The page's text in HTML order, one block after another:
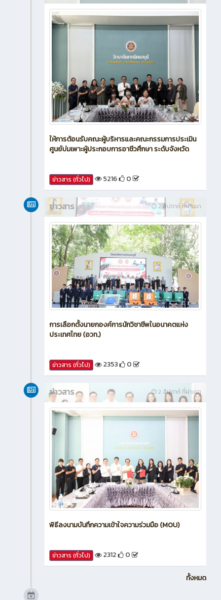
ให้การต้อนรับคณะผู้บริหารและคณะกรรมการประเมิน
ศูนย์บ่มเพาะผู้ประกอบการอาชีวศึกษา ระดับจังหวัด
ข่าวสาร (ทั่วไป) 5216 0
2 สัปดาห์ ที่ผ่านมา
ข่าวสาร
การเลือกตั้งนายกองค์การนักวิชาชีพในอนาคตแห่ง
ประเทศไทย (อวท.)
ข่าวสาร (ทั่วไป) 2353 0
2 สัปดาห์ ที่ผ่านมา
ข่าวสาร
พิธีลงนามบันทึกความเข้าใจความร่วมมือ (MOU)
ข่าวสาร (ทั่วไป) 2312 0
ทั้งหมด